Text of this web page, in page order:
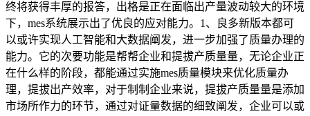
终将获得丰厚的报答，出格是正在面临出产量波动较大的环境
下，mes系统展示出了优良的应对能力。1、良多新版本都可
以或许实现人工智能和大数据阐发，进一步加强了质量办理的
能力。它的次要功能是帮帮企业和提拔产质量量，无论企业正
在什么样的阶段，都能通过实施mes质量模块来优化质量办
理，提拔出产效率，对于制制企业来说，提拔产质量量是添加
市场所作力的环节，通过对证量数据的细致阐发，企业可以或